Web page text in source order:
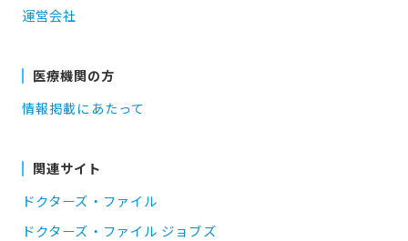
運営会社
医療機関の方
情報掲載にあたって
関連サイト
ドクターズ・ファイル
ドクターズ・ファイル ジョブズ